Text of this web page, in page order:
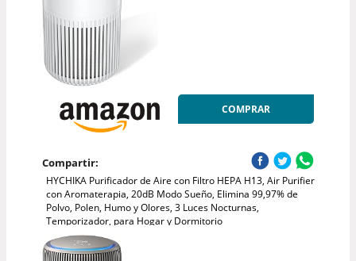
COMPRAR
Compartir:
HYCHIKA Purificador de Aire con Filtro HEPA H13, Air Purifier
con Aromaterapia, 20dB Modo Sueño, Elimina 99,97% de
Polvo, Polen, Humo y Olores, 3 Luces Nocturnas,
Temporizador, para Hogar y Dormitorio